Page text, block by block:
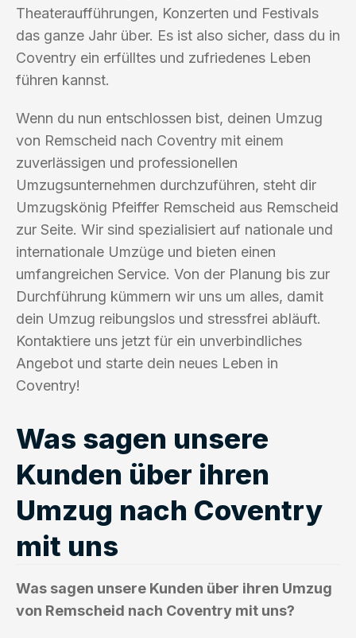
Theateraufführungen, Konzerten und Festivals
das ganze Jahr über. Es ist also sicher, dass du in
Coventry ein erfülltes und zufriedenes Leben
führen kannst.
Wenn du nun entschlossen bist, deinen Umzug
von Remscheid nach Coventry mit einem
zuverlässigen und professionellen
Umzugsunternehmen durchzuführen, steht dir
Umzugskönig Pfeiffer Remscheid aus Remscheid
zur Seite. Wir sind spezialisiert auf nationale und
internationale Umzüge und bieten einen
umfangreichen Service. Von der Planung bis zur
Durchführung kümmern wir uns um alles, damit
dein Umzug reibungslos und stressfrei abläuft.
Kontaktiere uns jetzt für ein unverbindliches
Angebot und starte dein neues Leben in
Coventry!
Was sagen unsere
Kunden über ihren
Umzug nach Coventry
mit uns
Was sagen unsere Kunden über ihren Umzug
von Remscheid nach Coventry mit uns?